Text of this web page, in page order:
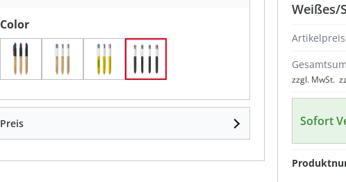
Colorauswählen
Schwarz - Naturholz
Weiß/NaturholzWeißes/Grünes Holz
Weißes/Schwarzes Holz
Preis
Weißes/
Artikelpreis
zzgl. MwSt.
Sofort